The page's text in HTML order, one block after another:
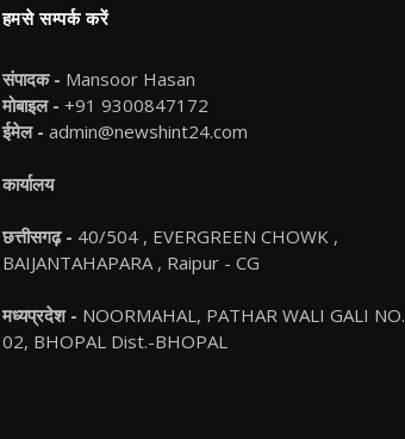
हमसे सम्पर्क करें
संपादक - Mansoor Hasan
मोबाइल - +91 9300847172
ईमेल - admin@newshint24.com
कार्यालय
छत्तीसगढ़ - 40/504 , EVERGREEN CHOWK ,
BAIJANTAHAPARA , Raipur - CG
मध्यप्रदेश - NOORMAHAL, PATHAR WALI GALI NO.
02, BHOPAL Dist.-BHOPAL